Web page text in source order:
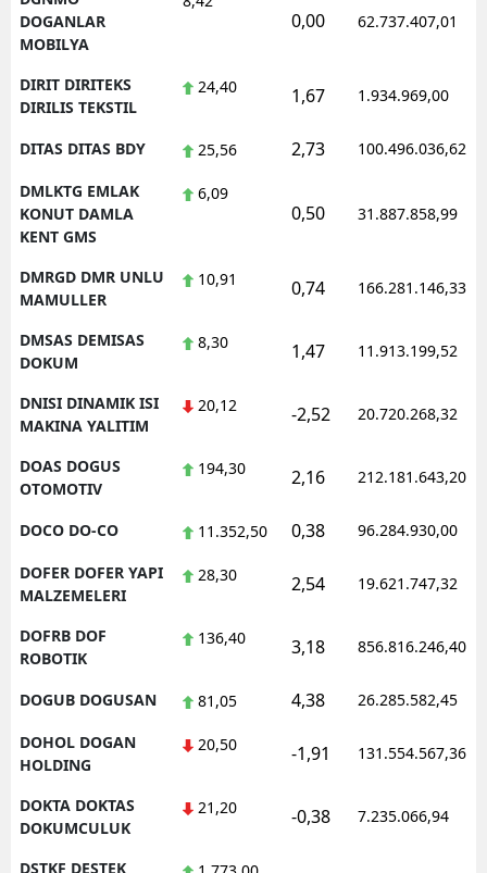
DOGANLAR
MOBILYA
0,00 62.737.407,01
DIRIT DIRITEKS
DIRILIS TEKSTIL
24,40 1,67 1.934.969,00
DITAS DITAS BDY 25,56 2,73 100.496.036,62
DMLKTG EMLAK
KONUT DAMLA
KENT GMS
6,09
0,50 31.887.858,99
DMRGD DMR UNLU
MAMULLER
10,91 0,74 166.281.146,33
DMSAS DEMISAS
DOKUM
8,30 1,47 11.913.199,52
DNISI DINAMIK ISI
MAKINA YALITIM
20,12 -2,52 20.720.268,32
DOAS DOGUS
OTOMOTIV
194,30 2,16 212.181.643,20
DOCO DO-CO 11.352,50 0,38 96.284.930,00
DOFER DOFER YAPI
MALZEMELERI
28,30 2,54 19.621.747,32
DOFRB DOF
ROBOTIK
136,40 3,18 856.816.246,40
DOGUB DOGUSAN 81,05 4,38 26.285.582,45
DOHOL DOGAN
HOLDING
20,50 -1,91 131.554.567,36
DOKTA DOKTAS
DOKUMCULUK
21,20 -0,38 7.235.066,94
DSTKF DESTEK